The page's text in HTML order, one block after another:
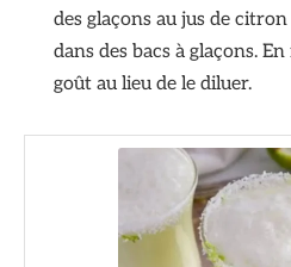
des glaçons au jus de
dans des bacs à glaçons.
goût au lieu de le diluer.